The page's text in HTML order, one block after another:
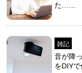
た……
雑記
音が降
をDIY